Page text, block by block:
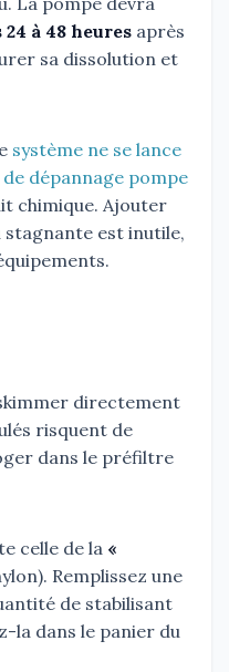
à 48 heures après
sa dissolution et
système ne se lance
dépannage pompe
chimique. Ajouter
stagnante est inutile,
directement
risquent de
dans le préfiltre
celle de la «
Remplissez une
de stabilisant
la dans le panier du